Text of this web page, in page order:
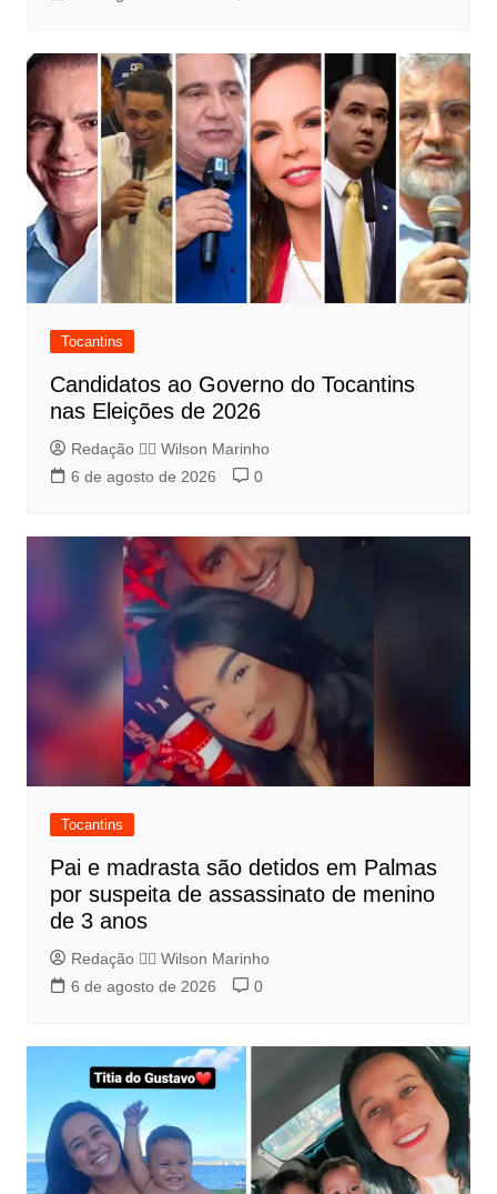
Tocantins
Candidatos ao Governo do Tocantins
nas Eleições de 2026
Redação 👨‍⚖️​ Wilson Marinho
6 de agosto de 2026
0
Tocantins
Pai e madrasta são detidos em Palmas
por suspeita de assassinato de menino
de 3 anos
Redação 👨‍⚖️​ Wilson Marinho
6 de agosto de 2026
0